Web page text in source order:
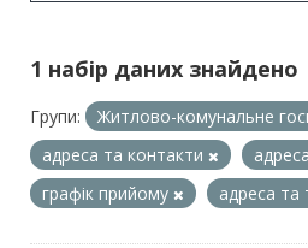
1 набір даних знайдено
Групи: Житлово-комунальне
адреса та контакти
адреса
графік прийому
адреса